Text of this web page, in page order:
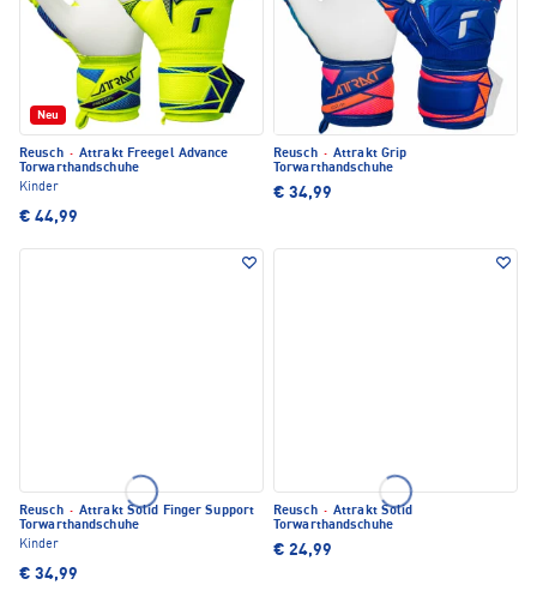
Neu
Reusch · Attrakt Freegel Advance
Torwarthandschuhe
Kinder
€ 44,99
Reusch · Attrakt Grip
Torwarthandschuhe
€ 34,99
Reusch · Attrakt Solid Finger Support
Torwarthandschuhe
Kinder
€ 34,99
Reusch · Attrakt Solid
Torwarthandschuhe
€ 24,99